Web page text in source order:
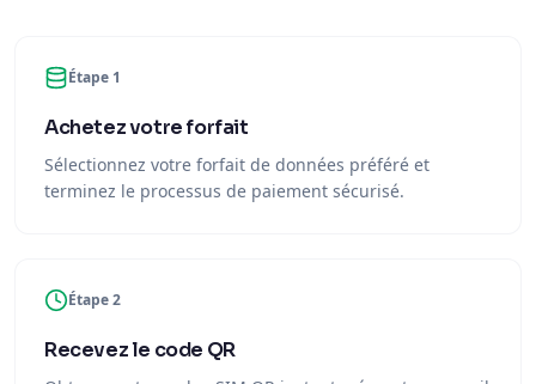
Étape 1
Achetez votre forfait
Sélectionnez votre forfait de données préféré et
terminez le processus de paiement sécurisé.
Étape 2
Recevez le code QR